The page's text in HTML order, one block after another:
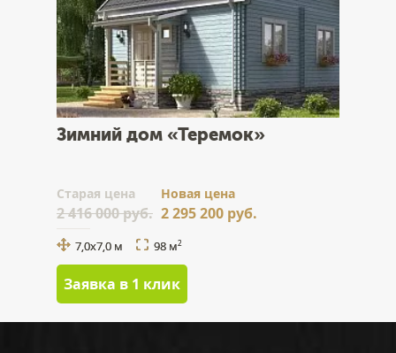
Зимний дом «Теремок»
Cтарая цена
2 416 000 руб.
Новая цена
2 295 200 руб.
7,0х7,0 м 98 м2
Заявка в 1 клик